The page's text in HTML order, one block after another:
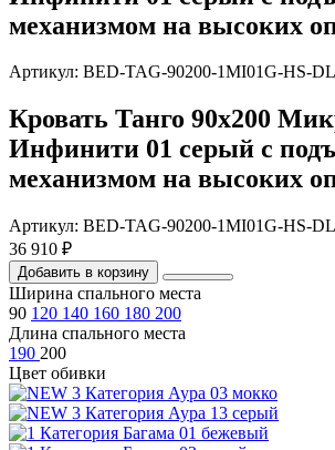
механизмом на высоких
Артикул: BED-TAG-90200-1MI01G-HS-
Кровать Танго 90х200
Инфинити 01 серый с
механизмом на высоких
Артикул: BED-TAG-90200-1MI01G-HS-
36 910 ₽
Добавить в корзину
Ширина спального места
90 120 140 160 180 200
Длина спального места
190 200
Цвет обивки